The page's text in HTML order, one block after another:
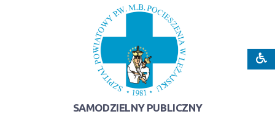
SAMODZIELNY PUBLICZNY